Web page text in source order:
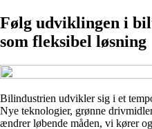
Følg udviklingen i
som fleksibel løsning
Bilindustrien udvikler sig i et
Nye teknologier, grønne
ændrer løbende måden, vi kører